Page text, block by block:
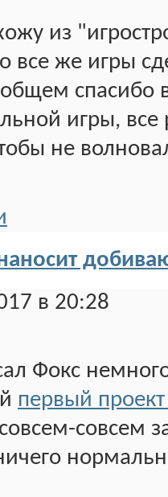
из
все же игры
спасибо
игры,
не
в 20:28
Фокс
первый
совсем